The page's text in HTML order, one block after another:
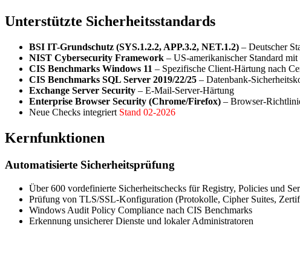
Unterstützte Sicherheitsstandards
BSI IT-Grundschutz (SYS.1.2.2, APP.3.2, NET.1.2) – Deutscher
NIST Cybersecurity Framework – US-amerikanischer Standard
CIS Benchmarks Windows 11 – Spezifische Client-Härtung nach
CIS Benchmarks SQL Server 2019/22/25 – Datenbank-
Exchange Server Security – E-Mail-Server-Härtung
Enterprise Browser Security (Chrome/Firefox) – Browser-
Neue Checks integriert Stand 02-2026
Kernfunktionen
Automatisierte Sicherheitsprüfung
Über 600 vordefinierte Sicherheitschecks für Registry, Policies und
Prüfung von TLS/SSL-Konfiguration (Protokolle, Cipher Suites,
Windows Audit Policy Compliance nach CIS Benchmarks
Erkennung unsicherer Dienste und lokaler Administratoren